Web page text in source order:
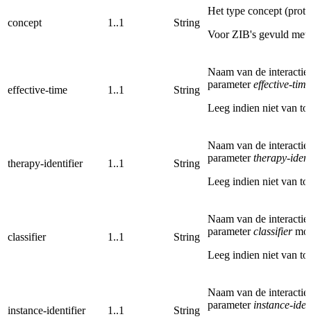
concept 1..1 String
Het type concept
Voor ZIB's gevuld
effective-time 1..1 String
Naam van de
parametereffective-time
Leeg indien niet van
therapy-identifier 1..1 String
Naam van de
parametertherapy-
Leeg indien niet van
classifier 1..1 String
Naam van de
parameterclassifier
Leeg indien niet van
instance-identifier 1..1 String
Naam van de
parameter instance-